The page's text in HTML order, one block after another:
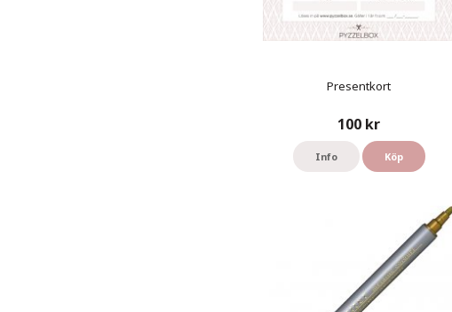
Presentkort
100 kr
Info Köp